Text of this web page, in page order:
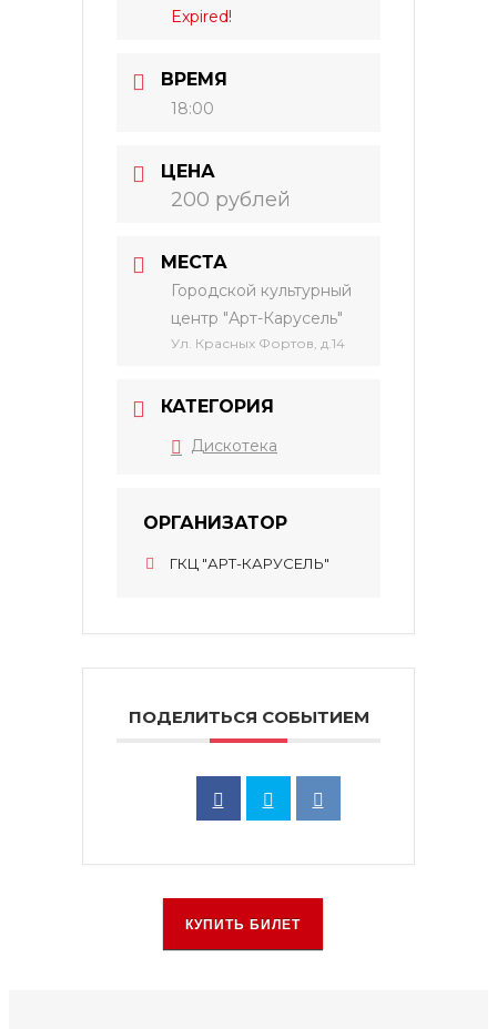
Expired!
ВРЕМЯ
18:00
ЦЕНА
200 рублей
МЕСТА
Городской культурный
центр "Арт-Карусель"
Ул. Красных Фортов, д.14
КАТЕГОРИЯ
Дискотека
ОРГАНИЗАТОР
ГКЦ "АРТ-КАРУСЕЛЬ"
ПОДЕЛИТЬСЯ СОБЫТИЕМ
КУПИТЬ БИЛЕТ